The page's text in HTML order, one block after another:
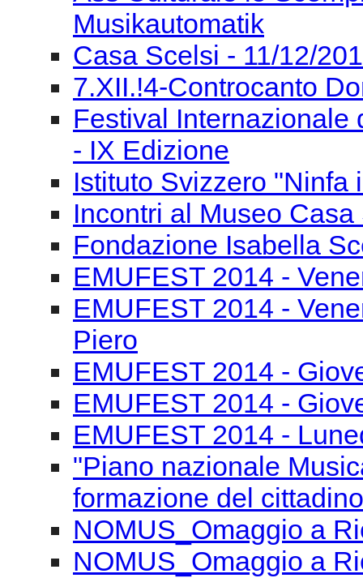
Musikautomatik
Casa Scelsi - 11/12/
7.XII.!4-Controcanto
Festival Internazionale
- IX Edizione
Istituto Svizzero "Ninfa
Incontri al Museo
Fondazione Isabella
EMUFEST 2014 -
EMUFEST 2014 -
Piero
EMUFEST 2014 -
EMUFEST 2014 -
EMUFEST 2014 -
"Piano nazionale
formazione del
NOMUS_Omaggio a
NOMUS_Omaggio a